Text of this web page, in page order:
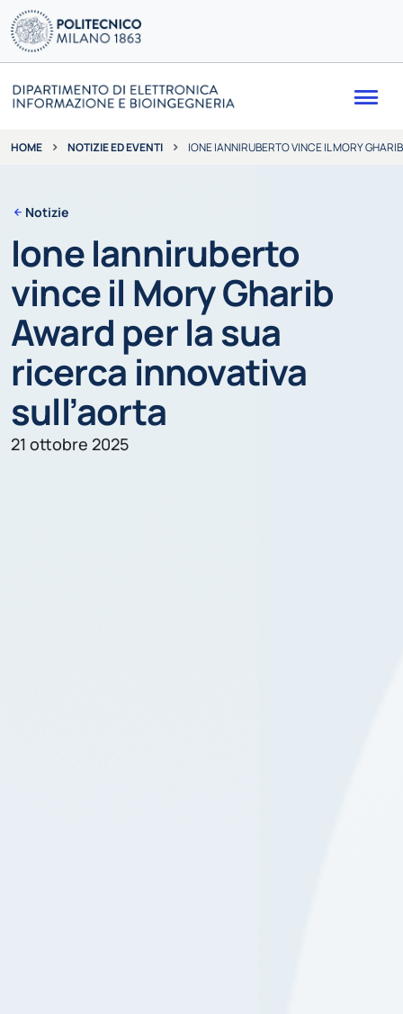
HOME NOTIZIE ED EVENTI IONE IANNIRUBERTO VINCE IL MORY
Notizie
Ione Ianniruberto
vince il Mory Gharib
Award per la sua
ricerca innovativa
sull’aorta
21 ottobre 2025